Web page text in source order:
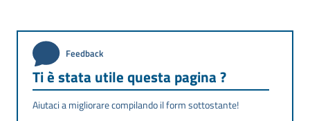
Feedback
Ti è stata utile questa pagina ?
Aiutaci a migliorare compilando il form sottostante!